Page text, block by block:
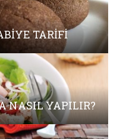
TARIFI
NASIL YAPILIR?